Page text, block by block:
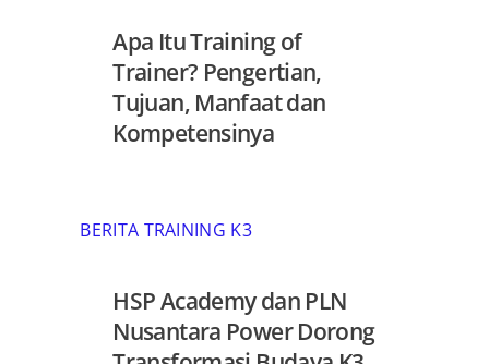
Apa Itu Training of
Trainer? Pengertian,
Tujuan, Manfaat dan
Kompetensinya
BERITA TRAINING K3
HSP Academy dan PLN
Nusantara Power Dorong